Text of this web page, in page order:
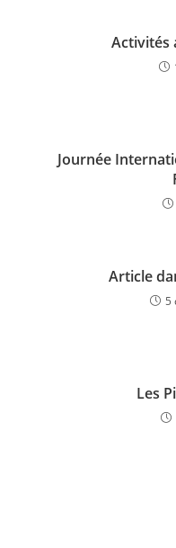
Activités
Journée
Article
5
Les